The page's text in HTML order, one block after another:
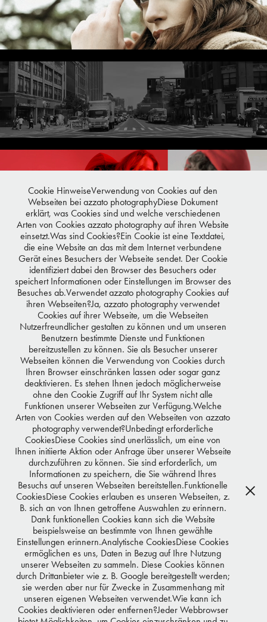
ELIAS RUMMELIS
BEYOND LIMITS
MONACO BABY X BUNTE
THE LANDROVER CLUB
THE LANDROVER CLUB
KARE
GELLNER
Cookie HinweiseVerwendung von Cookies auf den
Webseiten bei azzato photographyDiese Dokument
erklärt, was Cookies sind und welche verschiedenen
Arten von Cookies azzato photography auf ihren Website
einsetzt.Was sind Cookies?Ein Cookie ist eine Textdatei,
die eine Website an das mit dem Internet verbundene
Gerät eines Besuchers der Webseite sendet. Der Cookie
identifiziert dabei den Browser des Besuchers oder
speichert Informationen oder Einstellungen im Browser des
Besuches ab.Verwendet azzato photography Cookies auf
ihren Webseiten?Ja, azzato photography verwendet
Cookies auf ihrer Webseite, um die Webseiten
Nutzerfreundlicher gestalten zu können und um unseren
Benutzern bestimmte Dienste und Funktionen
bereitzustellen zu können. Sie als Besucher unserer
Webseiten können die Verwendung von Cookies durch
Ihren Browser einschränken lassen oder sogar ganz
deaktivieren. Es stehen Ihnen jedoch möglicherweise
ohne den Cookie Zugriff auf Ihr System nicht alle
Funktionen unserer Webseiten zur Verfügung.Welche
Arten von Cookies werden auf den Webseiten von azzato
photography verwendet?Unbedingt erforderliche
CookiesDiese Cookies sind unerlässlich, um eine von
Ihnen initiierte Aktion oder Anfrage über unserer Webseite
durchzuführen zu können. Sie sind erforderlich, um
Informationen zu speichern, die Sie während Ihres
Besuchs auf unseren Webseiten bereitstellen.Funktionelle
CookiesDiese Cookies erlauben es unseren Webseiten, z.
B. sich an von Ihnen getroffene Auswahlen zu erinnern.
Dank funktionellen Cookies kann sich die Website
beispielsweise an bestimmte von Ihnen gewählte
Einstellungen erinnern.Analytische CookiesDiese Cookies
ermöglichen es uns, Daten in Bezug auf Ihre Nutzung
unserer Webseiten zu sammeln. Diese Cookies können
durch Drittanbieter wie z. B. Google bereitgestellt werden;
sie werden aber nur für Zwecke in Zusammenhang mit
unseren eigenen Webseiten verwendet.Wie kann ich
Cookies deaktivieren oder entfernen?Jeder Webbrowser